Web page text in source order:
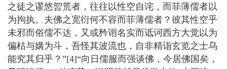
之徒之谬悠曶荒者，往往以性空自诧，而菲薄儒者以
为拘执。夫佛之宽衍何不容而菲薄儒者？彼其性空乎
未邪而俗儒不达，又或矜诩名实而诋诃西方大觉以为
偏枯与媾为斗，吾怪其波流也，自非精诣玄览之士乌
能究其归乎？”[4]“向日儒服而强谈佛，今居佛国矣，